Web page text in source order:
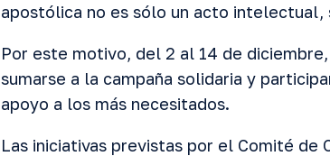
apostólica no es sólo un acto intelectual,
Por este motivo, del 2 al 14 de
sumarse a la campaña solidaria y
apoyo a los más necesitados.
Las iniciativas previstas por el Comité de